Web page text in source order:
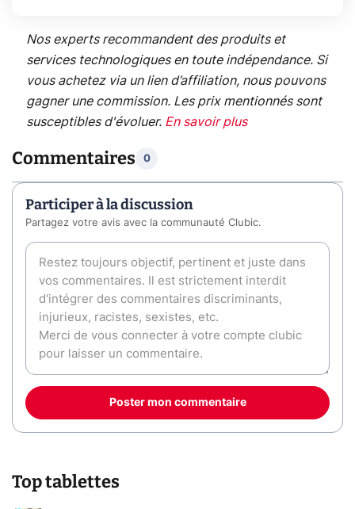
Nos experts recommandent des produits et
services technologiques en toute indépendance. Si
vous achetez via un lien d’affiliation, nous pouvons
gagner une commission. Les prix mentionnés sont
susceptibles d'évoluer. En savoir plus
Commentaires 0
Participer à la discussion
Partagez votre avis avec la communauté Clubic.
Poster mon commentaire
Top tablettes